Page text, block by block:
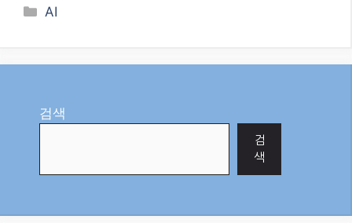
Categories
AI
검색
검
색